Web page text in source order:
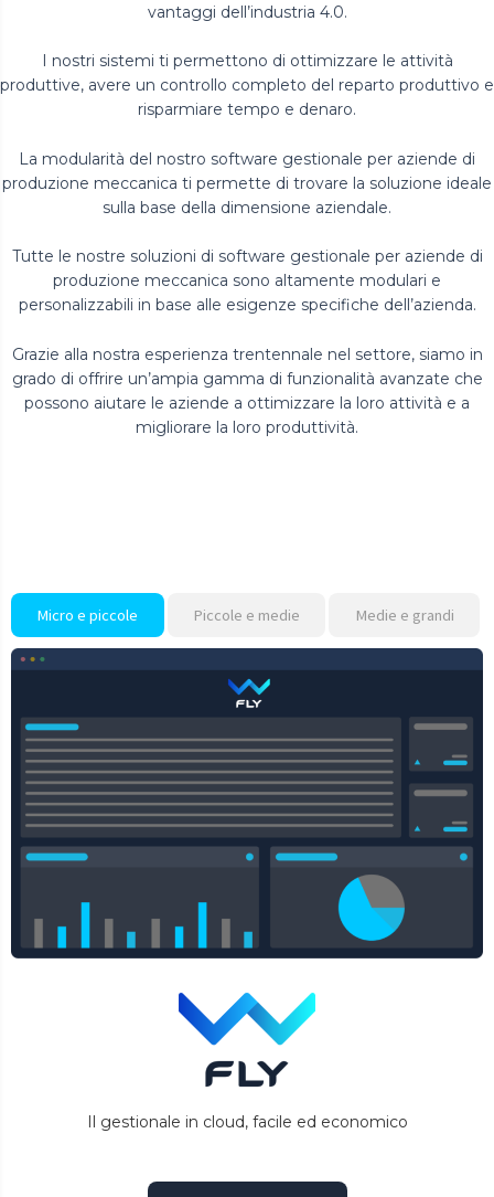
vantaggi dell’industria 4.0.
I nostri sistemi ti permettono di ottimizzare le attività
produttive, avere un controllo completo del reparto produttivo e
risparmiare tempo e denaro.
La modularità del nostro software gestionale per aziende di
produzione meccanica ti permette di trovare la soluzione ideale
sulla base della dimensione aziendale.
Tutte le nostre soluzioni di software gestionale per aziende di
produzione meccanica sono altamente modulari e
personalizzabili in base alle esigenze specifiche dell’azienda.
Grazie alla nostra esperienza trentennale nel settore, siamo in
grado di offrire un’ampia gamma di funzionalità avanzate che
possono aiutare le aziende a ottimizzare la loro attività e a
migliorare la loro produttività.
Micro e piccole Piccole e medie Medie e grandi
Il gestionale in cloud, facile ed economico